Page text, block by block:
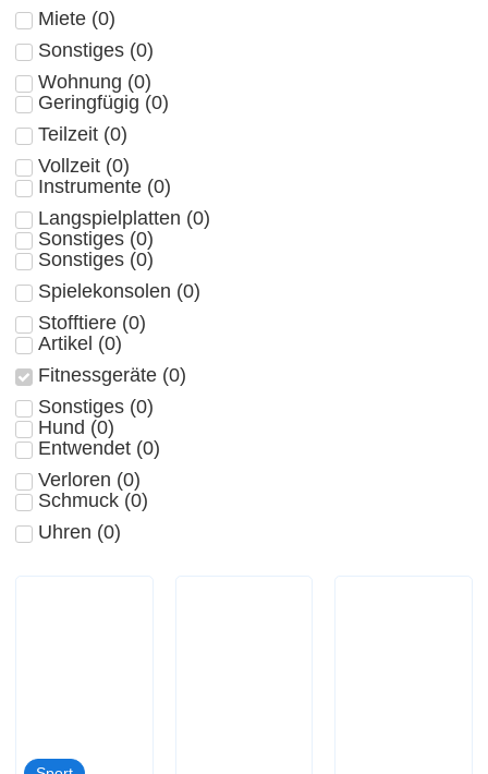
Miete (0)
Sonstiges (0)
Wohnung (0)
Geringfügig (0)
Teilzeit (0)
Vollzeit (0)
Instrumente (0)
Langspielplatten (0)
Sonstiges (0)
Sonstiges (0)
Spielekonsolen (0)
Stofftiere (0)
Artikel (0)
Fitnessgeräte (0)
Sonstiges (0)
Hund (0)
Entwendet (0)
Verloren (0)
Schmuck (0)
Uhren (0)